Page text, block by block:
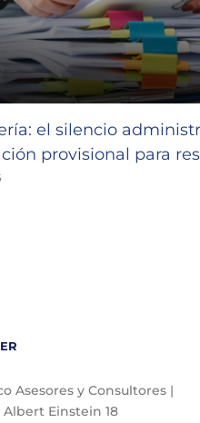
el silencio
provisional para
Asesores y Consultores |
Albert Einstein 18